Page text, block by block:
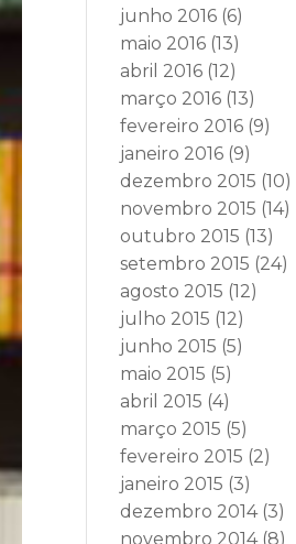
junho 2016 (6)
maio 2016 (13)
abril 2016 (12)
março 2016 (13)
fevereiro 2016 (9)
janeiro 2016 (9)
dezembro 2015 (10)
novembro 2015 (14)
outubro 2015 (13)
setembro 2015 (24)
agosto 2015 (12)
julho 2015 (12)
junho 2015 (5)
maio 2015 (5)
abril 2015 (4)
março 2015 (5)
fevereiro 2015 (2)
janeiro 2015 (3)
dezembro 2014(3)
novembro 2014(8)